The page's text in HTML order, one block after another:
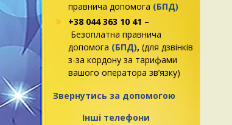
правнича допомога (БПД)
+38 044 363 10 41 –
Безоплатна правнича
допомога (БПД), (для дзвінків
з-за кордону за тарифами
вашого оператора зв’язку)
Звернутись за допомогою
Інші телефони